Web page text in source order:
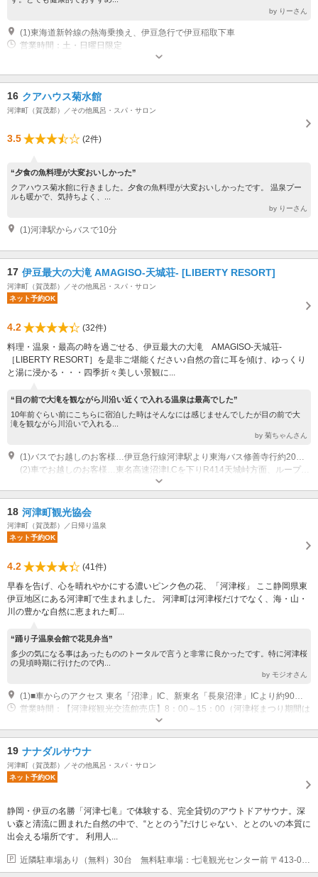
by りーさん
(1)東海道新幹線の熱海乗換え、伊豆急行で伊豆稲取下車
営業時間：土・日曜日限定
16 クアハウス菊水館
河津町（賀茂郡）／その他風呂・スパ・サロン
3.5 (2件)
“夕食の魚料理が大変おいしかった”
クアハウス菊水館に行きました。夕食の魚料理が大変おいしかったです。 温泉プー
ルも暖かで、気持ちよく、...
by りーさん
(1)河津駅からバスで10分
17 伊豆最大の大滝 AMAGISO-天城荘- [LIBERTY RESORT]
河津町（賀茂郡）／その他風呂・スパ・サロン
ネット予約OK
4.2
(32件)
料理・温泉・最高の時を過ごせる、伊豆最大の大滝 AMAGISO-天城荘-
［LIBERTY RESORT］を是非ご堪能ください♪自然の音に耳を傾け、ゆっくり
と湯に浸かる・・・四季折々美しい景観に...
“目の前で大滝を観ながら川沿い近くで入れる温泉は最高でした”
10年前ぐらい前にこちらに宿泊した時はそんなには感じませんでしたが目の前で大
滝を観ながら川沿いで入れる...
by 菊ちゃんさん
営業：11時～17時 休業：不定 その他：電話対応可能時間 平日9：00～
近隣駐車場あり（無料）50台 町営無料駐車場のご利用をお願いいたします
18 河津町観光協会
河津町（賀茂郡）／日帰り温泉
ネット予約OK
4.2
(41件)
早春を告げ、心を晴れやかにする濃いピンク色の花、「河津桜」 ここ静岡県東
伊豆地区にある河津町で生まれました。 河津町は河津桜だけでなく、海・山・
川の豊かな自然に恵まれた町...
“踊り子温泉会館で花見弁当”
多少の気になる事はあったもののトータルで言うと非常に良かったです。特に河津桜
の見頃時期に行けたので内...
by モジオさん
(1)■車からのアクセス 東名「沼津」IC、新東名「長泉沼津」ICより約90分 ■電車からのアクセス （１）「東京駅」より東海道新幹線で約60分「熱海駅」下車 「熱海駅」よりJR伊東線・伊豆急行線で約90分「河津駅」下車 （２）「東京駅」よりJR特急踊り子号で約160分「河津駅」下車
営業時間：【河津桜観光交流館売店】8：00～15：00（河津桜まつり期間は
17：00まで） 【観光案内事務所】8：30～17：30
19 ナナダルサウナ
河津町（賀茂郡）／その他風呂・スパ・サロン
ネット予約OK
静岡・伊豆の名勝「河津七滝」で体験する、完全貸切のアウトドアサウナ。深
い森と清流に囲まれた自然の中で、“ととのう”だけじゃない、ととのいの本質に
出会える場所です。 利用人...
近隣駐車場あり（無料）30台 無料駐車場：七滝観光センター前 〒413-0501 静岡県賀茂郡河津町梨本379-13